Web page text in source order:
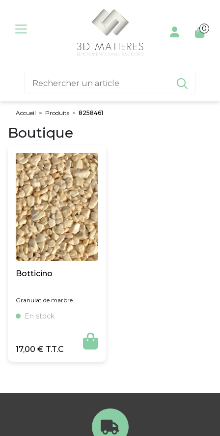
 0
Accueil > Produits > 8258461
Boutique
Botticino
Granulat de marbre
En stock
17,00 € 